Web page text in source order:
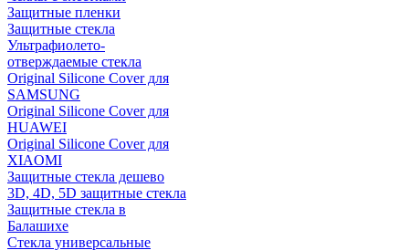
Защитные пленки
Защитные стекла
Ультрафиолето-
отверждаемые стекла
Original Silicone Cover для
SAMSUNG
Original Silicone Cover для
HUAWEI
Original Silicone Cover для
XIAOMI
Защитные стекла дешево
3D, 4D, 5D защитные стекла
Защитные стекла в
Балашихе
Стекла универсальные